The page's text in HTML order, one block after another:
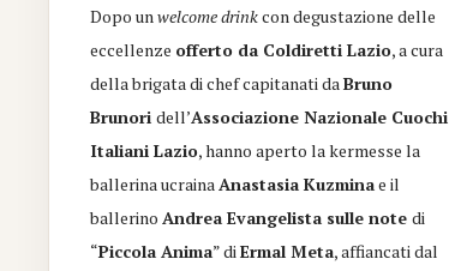
Dopo unwelcome drinkcon degustazione delle
eccellenze offerto da Coldiretti Lazio, a cura
della brigata di chef capitanati daBruno
Brunoridell’Associazione Nazionale Cuochi
Italiani Lazio, hanno aperto la kermesse la
ballerina ucraina Anastasia Kuzminae il
ballerino Andrea Evangelista sulle notedi
“Piccola Anima” diErmal Meta, affiancati dal